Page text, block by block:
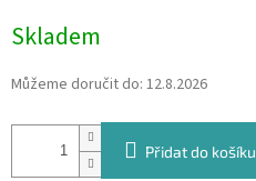
cena:
Skladem
Můžeme doručit do: 12.8.2026
Přidat do košíku